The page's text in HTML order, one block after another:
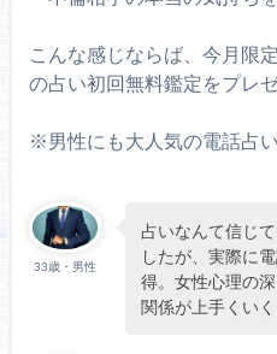
こんな感じならば、今月限
の占い初回無料鑑定をプレ
※男性にも大人気の電話占
33歳・男性
占いなんて信じ
したが、実際に
得。女性心理の
関係が上手くい